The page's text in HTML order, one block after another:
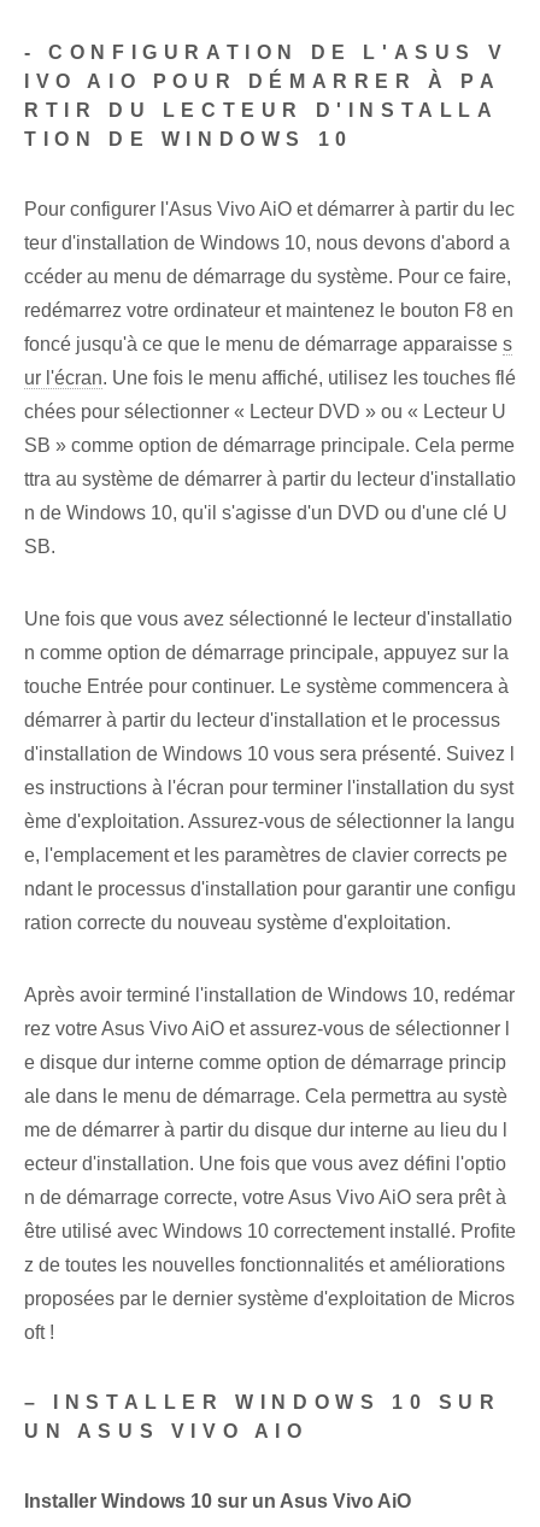
- CONFIGURATION DE L'ASUS V
IVO AIO POUR DÉMARRER À PA
RTIR DU LECTEUR D'INSTALLA
TION DE WINDOWS 10
Pour configurer l'Asus Vivo AiO et démarrer à partir du lec
teur d'installation de Windows 10, nous devons d'abord a
ccéder au menu de démarrage du système. Pour ce faire,
redémarrez votre ordinateur et maintenez le bouton F8 en
foncé jusqu'à ce que le menu de démarrage apparaisse s
ur l'écran. Une fois le menu affiché, utilisez les touches flé
chées pour sélectionner « Lecteur DVD » ou « Lecteur U
SB » comme option de démarrage principale. Cela perme
ttra au système de démarrer à partir du lecteur d'installatio
n de Windows 10, qu'il s'agisse d'un DVD ou d'une clé U
SB.
Une fois que vous avez sélectionné le lecteur d'installatio
n comme option de démarrage principale, appuyez sur la
touche Entrée pour continuer. Le système commencera à
démarrer à partir du lecteur d'installation et le processus
d'installation de Windows 10 vous sera présenté. Suivez l
es instructions à l'écran pour terminer l'installation du syst
ème d'exploitation. Assurez-vous de sélectionner la langu
e, l'emplacement et les paramètres de clavier corrects pe
ndant le processus d'installation pour garantir une configu
ration correcte du nouveau système d'exploitation.
Après avoir terminé l'installation de Windows 10, redémar
rez votre Asus Vivo AiO et assurez-vous de sélectionner l
e disque dur interne comme option de démarrage princip
ale dans le menu de démarrage. Cela permettra au systè
me de démarrer à partir du disque dur interne au lieu du l
ecteur d'installation. Une fois que vous avez défini l'optio
n de démarrage correcte, votre Asus Vivo AiO sera prêt à
être utilisé avec Windows 10 correctement installé. Profite
z de toutes les nouvelles fonctionnalités et améliorations
proposées par le dernier système d'exploitation de Micros
oft !
– INSTALLER WINDOWS 10 SUR
UN ASUS VIVO AIO
Installer Windows 10 sur un Asus Vivo AiO